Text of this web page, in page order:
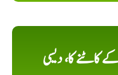
کا، دیسی